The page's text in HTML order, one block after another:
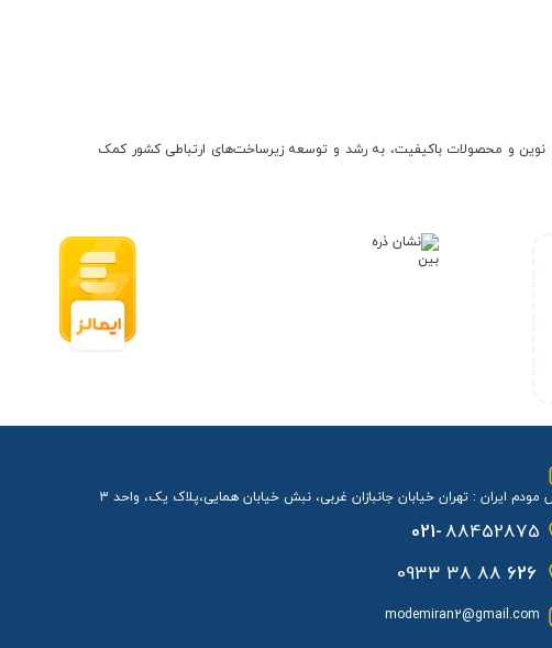
نوین و محصولات باکیفیت، به رشد و توسعه زیرساخت‌های ارتباطی کشور کمک
مودم ایران : تهران خیابان جانبازان غربی، نبش خیابان همایی،پلاک یک، واحد 3
021-88452875
626
88 38 0933
modemiran2@gmail.com